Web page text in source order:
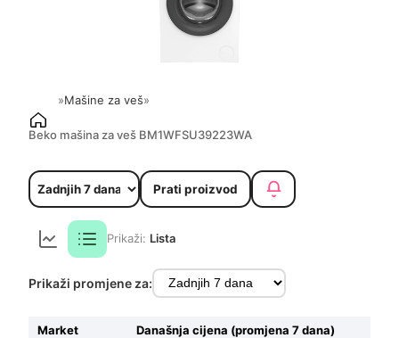
»Mašine za veš»
Beko mašina za veš BM1WFSU39223WA
Prati proizvod
Prikaži: Lista
Prikaži promjene za:
Market Današnja cijena (promjena 7 dana)